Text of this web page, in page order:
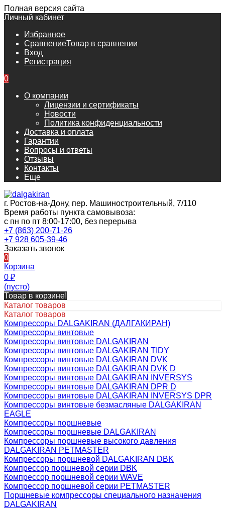
Полная версия сайта
Личный кабинет
Избранное
СравнениеТовар в сравнении
Вход
Регистрация
0
О компании
Лицензии и сертификаты
Новости
Политика конфиденциальности
Доставка и оплата
Гарантии
Вопросы и ответы
Отзывы
Контакты
Еще
г. Ростов-на-Дону, пер. Машиностроительный, 7/110
Время работы пункта самовывоза:
с пн по пт 8:00-17:00, без перерыва
+7 (863) 200-71-26
+7 928 605-39-46
Заказать звонок
0
Корзина
0 ₽
(пусто)
Товар в корзине!
Каталог товаров
Каталог товаров
Компрессоры DALGAKIRAN (ДАЛГАКИРАН)
Компрессоры винтовые
Компрессоры винтовые DALGAKIRAN
Компрессоры винтовые DALGAKIRAN TIDY
Компрессоры винтовые DALGAKIRAN DVK
Компрессоры винтовые DALGAKIRAN DVK D
Компрессоры винтовые DALGAKIRAN INVERSYS
Компрессоры винтовые DALGAKIRAN DPR D
Компрессоры винтовые DALGAKIRAN INVERSYS DPR
Компрессоры винтовые безмасляные DALGAKIRAN
EAGLE
Компрессоры поршневые
Компрессоры поршневые DALGAKIRAN
Компрессоры поршневые высокого давления
DALGAKIRAN PETMASTER
Компрессоры поршневой DALGAKIRAN DBK
Компрессор поршневой серии DBK
Компрессор поршневой серии WAVE
Компрессор поршневой серии PETMASTER
Поршневые компрессоры специального назначения
DALGAKIRAN